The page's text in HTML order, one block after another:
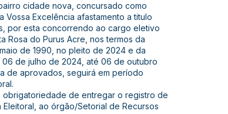
cidade nova, concursado como
Excelência afastamento a titulo
por esta concorrendo ao cargo eletivo
Rosa do Purus Acre, nos termos da
de 1990, no pleito de 2024 e da
de julho de 2024, até 06 de outubro
de aprovados, seguirá em período
obrigatoriedade de entregar o registro de
ao órgão/Setorial de Recursos